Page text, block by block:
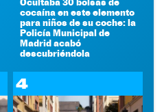
cocaína en este elemento
para niños de su coche: la
Policía Municipal de
Madrid acabó
descubriéndola
4